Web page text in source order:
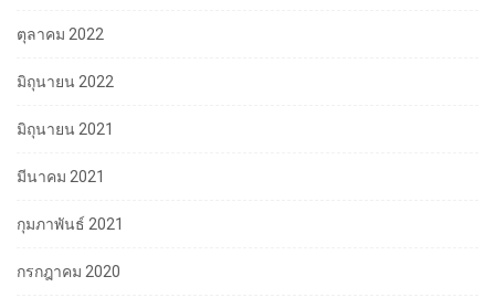
ตุลาคม 2022
มิถุนายน 2022
มิถุนายน 2021
มีนาคม 2021
กุมภาพันธ์ 2021
กรกฎาคม 2020